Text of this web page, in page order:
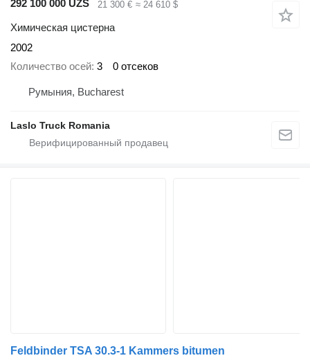
292 100 000 UZS
21 300 € ≈ 24 610 $
Химическая цистерна
2002
Количество осей 3 0 отсеков
Румыния, Bucharest
Laslo Truck Romania
Feldbinder TSA 30.3-1 Kammers bitumen